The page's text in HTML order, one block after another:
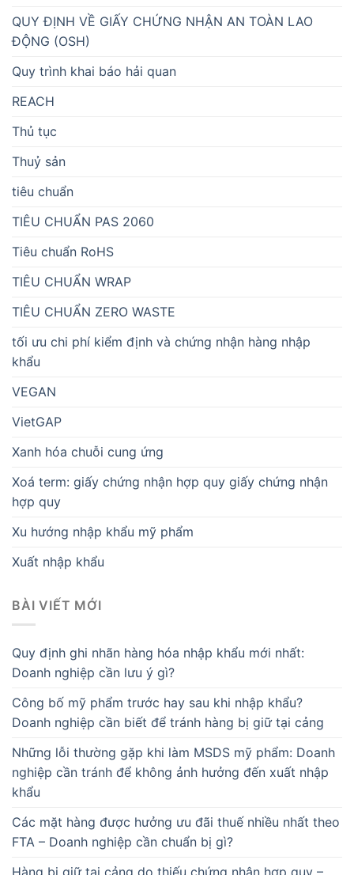
QUY ĐỊNH VỀ GIẤY CHỨNG NHẬN AN TOÀN LAO
ĐỘNG (OSH)
Quy trình khai báo hải quan
REACH
Thủ tục
Thuỷ sản
tiêu chuẩn
TIÊU CHUẨN PAS 2060
Tiêu chuẩn RoHS
TIÊU CHUẨN WRAP
TIÊU CHUẨN ZERO WASTE
tối ưu chi phí kiểm định và chứng nhận hàng nhập
khẩu
VEGAN
VietGAP
Xanh hóa chuỗi cung ứng
Xoá term: giấy chứng nhận hợp quy giấy chứng nhận
hợp quy
Xu hướng nhập khẩu mỹ phẩm
Xuất nhập khẩu
BÀI VIẾT MỚI
Quy định ghi nhãn hàng hóa nhập khẩu mới nhất:
Doanh nghiệp cần lưu ý gì?
Công bố mỹ phẩm trước hay sau khi nhập khẩu?
Doanh nghiệp cần biết để tránh hàng bị giữ tại cảng
Những lỗi thường gặp khi làm MSDS mỹ phẩm: Doanh
nghiệp cần tránh để không ảnh hưởng đến xuất nhập
khẩu
Các mặt hàng được hưởng ưu đãi thuế nhiều nhất theo
FTA – Doanh nghiệp cần chuẩn bị gì?